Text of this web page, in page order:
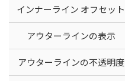
インナーライン オフセット
アウターラインの表示
アウターラインの不透明度